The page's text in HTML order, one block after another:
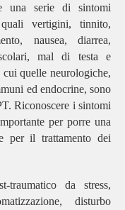
una serie di sintomi
vertigini, tinnito,
nausea, diarrea,
mal di testa e
quelle neurologiche,
ed endocrine, sono
Riconoscere i sintomi
per porre una
per il trattamento dei
traumatico da stress,
disturbo